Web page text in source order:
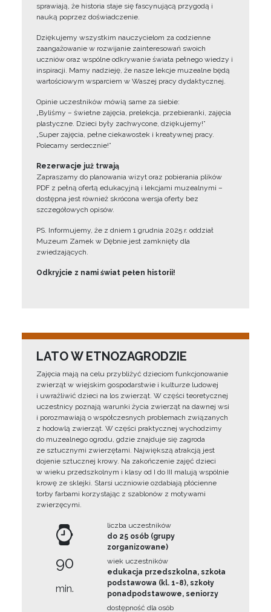
sprawiają, że historia staje się fascynującą przygodą i
nauką poprzez doświadczenie.
Dziękujemy wszystkim nauczycielom za codzienne
zaangażowanie w rozwijanie zainteresowań swoich
uczniów oraz wspólne odkrywanie świata pełnego wiedzy i
inspiracji. Mamy nadzieję, że nasze lekcje muzealne będą
wartościowym wsparciem w Waszej pracy dydaktycznej.
Opinie uczestników mówią same za siebie:
„Byliśmy – świetne zajęcia, prelekcja, przebieranki, zajęcia
plastyczne. Dzieci były zachwycone, dziękujemy!”
„Super zajęcia, pełne ciekawostek i kreatywnej pracy.
Polecamy serdecznie!”
Rezerwacje już trwają
Zapraszamy do planowania wizyt oraz pobierania plików
PDF z pełną ofertą edukacyjną i lekcjami muzealnymi –
dostępna jest również skrócona wersja oferty bez
szczegółowych opisów.
PS. Informujemy, że z dniem 1 grudnia 2025 r. oddział
Muzeum Zamek w Dębnie jest zamknięty dla
zwiedzających.
Odkryjcie z nami świat pełen historii!
LATO W ETNOZAGRODZIE
Zajęcia mają na celu przybliżyć dzieciom funkcjonowanie
zwierząt w wiejskim gospodarstwie i kulturze ludowej
i uwrażliwić dzieci na los zwierząt. W części teoretycznej
uczestnicy poznają warunki życia zwierząt na dawnej wsi
i porozmawiają o współczesnych problemach związanych
z hodowlą zwierząt. W części praktycznej wychodzimy
do muzealnego ogrodu, gdzie znajduje się zagroda
ze sztucznymi zwierzętami. Największą atrakcją jest
dojenie sztucznej krowy. Na zakończenie zajęć dzieci
w wieku przedszkolnym i klasy od I do III malują wspólnie
krowę ze sklejki. Starsi uczniowie ozdabiają płócienne
torby farbami korzystając z szablonów z motywami
zwierzęcymi.
90
min.
liczba uczestników
do 25 osób (grupy
zorganizowane)
wiek uczestników
edukacja przedszkolna, szkoła
podstawowa (kl. 1-8), szkoły
ponadpodstawowe, seniorzy
dostępność dla osób